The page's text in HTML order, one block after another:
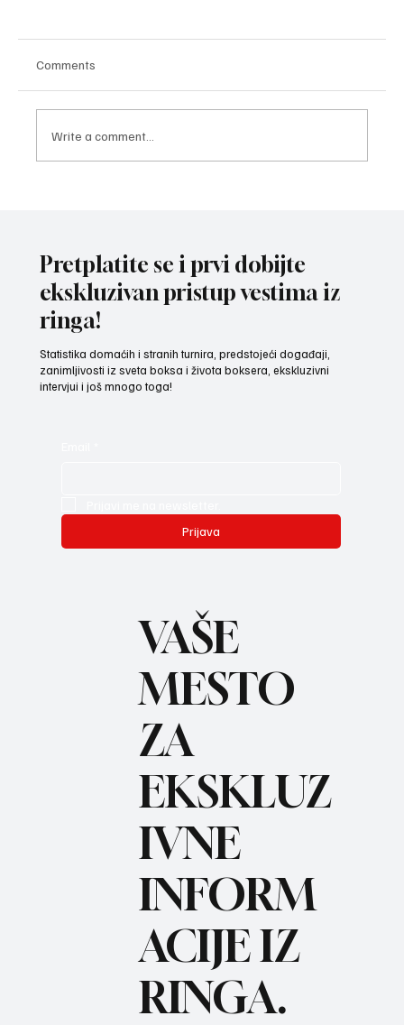
Comments
Write a comment...
Pretplatite se i prvi dobijte
ekskluzivan pristup vestima iz
ringa!
Statistika domaćih i stranih turnira, predstojeći događaji,
zanimljivosti iz sveta boksa i života boksera, ekskluzivni
intervjui i još mnogo toga!
Prijava
REC
VAŠE
MESTO
ZA
EKSKLUZ
IVNE
INFORM
ACIJE IZ
RINGA.